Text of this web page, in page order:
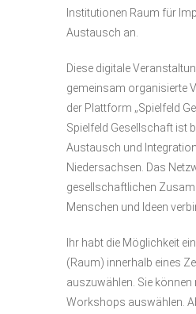
Institutionen Raum für
Austausch an.
Diese digitale
gemeinsam organisierte
der Plattform „Spielfeld
Spielfeld Gesellschaft ist
Austausch und
Niedersachsen. Das
gesellschaftlichen
Menschen und Ideen
Ihr habt die Möglichkeit
(Raum) innerhalb eines
auszuwählen. Sie können
Workshops auswählen.